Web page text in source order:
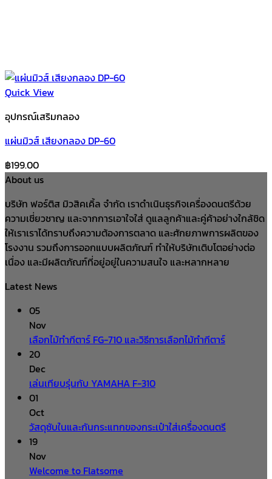
Quick View
อุปกรณ์เสริมกลอง
แผ่นมิวส์ เสียงกลอง DP-60
฿199.00
About us
บริษัท ฟอร์ติส มิวสิคเคิ้ล จำกัด เราดำเนินธุรกิจเครื่องดนตรีด้วย
ความเชี่ยวชาญ และจากการเอาใจใส่ ดูแลลูกค้าและคู่ค้าอย่างใกล้ชิด
ให้เราเราได้ทราบถึงความต้องการตลาด และศักยภาพการผลิตของ
โรงงาน รวมถึงการออกแบบผลิตภัณฑ์ ทำให้บริษัทเติบโตอย่างต่อ
เนื่อง และมีผลิตภัณฑ์ที่อยู่อยู่ในความสนใจ และหลากหลาย
Latest News
05
Nov
เลือกไม้ทำกีตาร์ FG-710 และวิธีการเลือกไม้ทำกีตาร์
20
Dec
เล่นเทียบรุ่นกับ YAMAHA F-310
01
Oct
วัสดุซับในและกันกระแทกของกระเป๋าใส่เครื่องดนตรี
19
Nov
Welcome to Flatsome